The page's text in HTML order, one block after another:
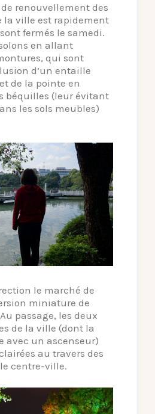
renouvellement des
la ville est rapidement
fermés le samedi.
en allant
qui sont
d’un entaille
de la pointe en
béquilles (leur évitant
les sols meubles)
le marché de
miniature de
passage, les deux
de la ville (dont la
avec un ascenseur)
au travers des
centre-ville.